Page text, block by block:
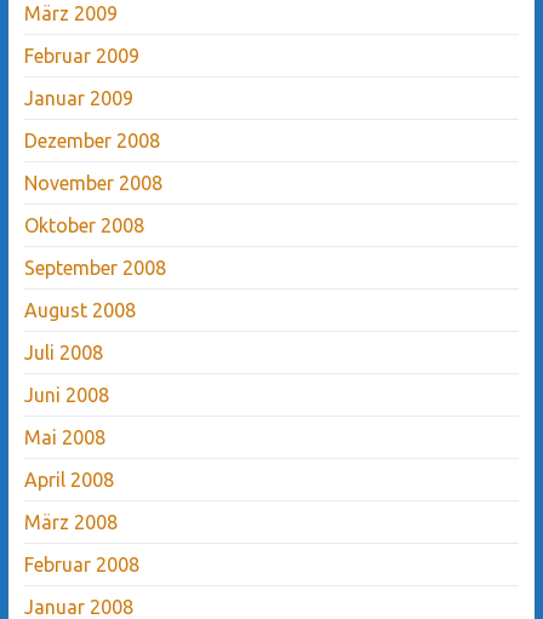
März 2009
Februar 2009
Januar 2009
Dezember 2008
November 2008
Oktober 2008
September 2008
August 2008
Juli 2008
Juni 2008
Mai 2008
April 2008
März 2008
Februar 2008
Januar 2008